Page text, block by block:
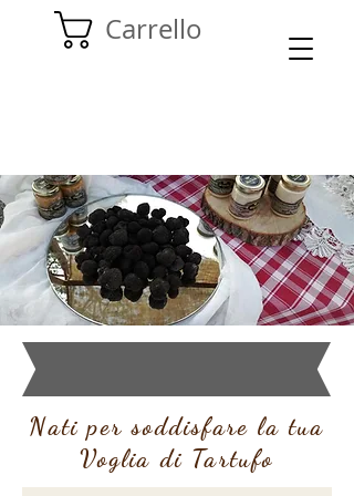
Carrello
Nati per soddisfare la tua
Voglia di Tartufo